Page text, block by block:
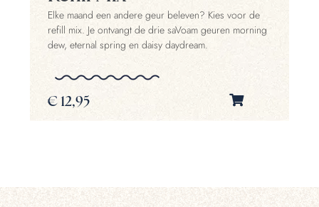
Elke maand een andere geur beleven? Kies voor de
refill mix. Je ontvangt de drie saVoam geuren morning
dew, eternal spring en daisy daydream.
€12,95